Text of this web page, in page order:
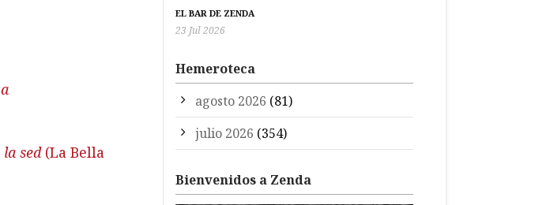
sed(La Bella
EL BAR DE ZENDA
23 Jul 2026
Hemeroteca
agosto 2026 (81)
julio 2026 (354)
Bienvenidos a Zenda